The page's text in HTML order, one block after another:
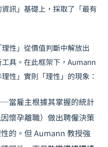
訊」基礎上，採取了「最有
性」從價值判斷中解放出
具。在此框架下，Aumann
性」實則「理性」的現象：
當雇主根據其掌握的統計
懷孕離職）做出聘僱決策
的。但 Aumann 教授強